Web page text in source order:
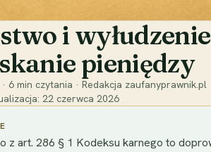
i
pieniędzy
· 6 min czytania · Redakcja zaufanyprawnik.pl
22 czerwca 2026
z art. 286 § 1 Kodeksu karnego to